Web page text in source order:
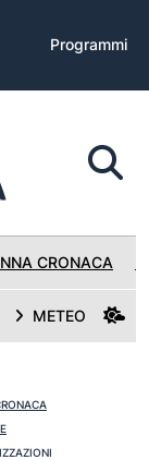
Programmi
CRONACA
METEO